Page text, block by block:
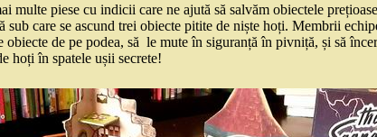
multe piese cu indicii care ne ajută să salvăm obiectele
sub care se ascund trei obiecte pitite de niște hoți. Membrii
obiecte de pe podea, să le mute în siguranță în pivniță, și să
hoți în spatele ușii secrete!